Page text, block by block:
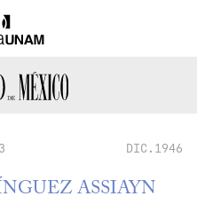
3 DIC.1946
ASSIAYN